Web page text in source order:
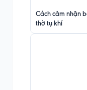
Cách cảm nhận
thờ tụ khí